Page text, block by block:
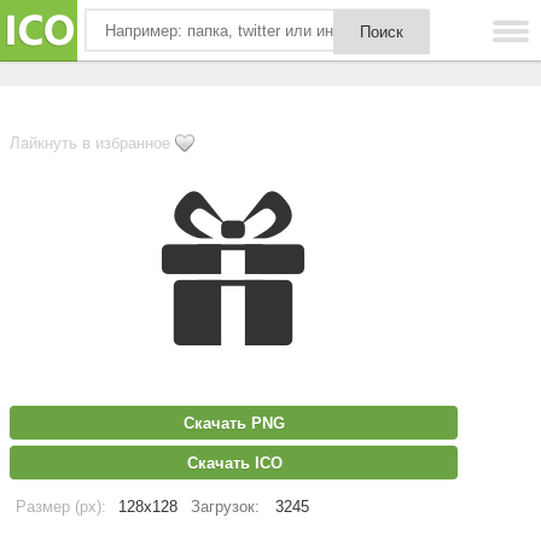
Лайкнуть в избранное
Скачать PNG
Скачать ICO
Размер (px): 128x128 Загрузок: 3245